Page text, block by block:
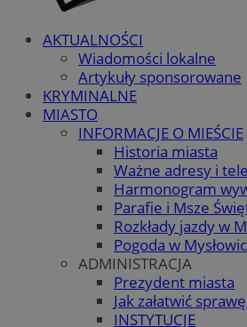
AKTUALNOŚCI
Wiadomości lokalne
Artykuły sponsorowane
KRYMINALNE
MIASTO
INFORMACJE O MIEŚCIE
Historia miasta
Ważne adresy i
Harmonogram
Parafie i Msze
Rozkłady jazdy w
Pogoda w
ADMINISTRACJA
Prezydent miasta
Jak załatwić
INSTYTUCJE